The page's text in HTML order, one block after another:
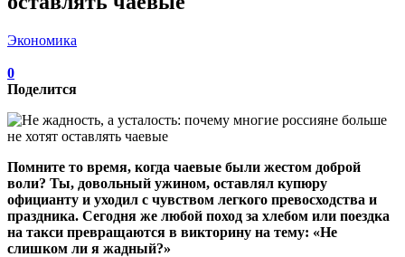
Экономика
0
Поделится
Помните то время, когда чаевые были жестом доброй
воли? Ты, довольный ужином, оставлял купюру
официанту и уходил с чувством легкого превосходства и
праздника. Сегодня же любой поход за хлебом или поездка
на такси превращаются в викторину на тему: «Не
слишком ли я жадный?»